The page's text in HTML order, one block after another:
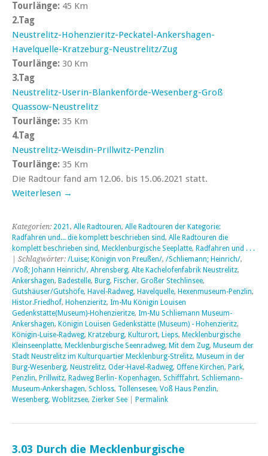
Tourlänge: 45 Km
2.Tag
Neustrelitz-Hohenzieritz-Peckatel-Ankershagen-
Havelquelle-Kratzeburg-Neustrelitz/Zug
Tourlänge: 30 Km
3.Tag
Neustrelitz-Userin-Blankenförde-Wesenberg-Groß
Quassow-Neustrelitz
Tourlänge: 35 Km
4.Tag
Neustrelitz-Weisdin-Prillwitz-Penzlin
Tourlänge: 35 Km
Die Radtour fand am 12.06. bis 15.06.2021 statt.
Weiterlesen →
Kategorien: 2021 , Alle Radtouren, Alle Radtouren der Kategorie:
Radfahren und... die komplett beschrieben sind, Alle Radtouren die
komplett beschrieben sind, Mecklenburgische Seeplatte, Radfahren und . . .
| Schlagwörter: /Luise; Königin von Preußen/, /Schliemann; Heinrich/,
/Voß; Johann Heinrich/, Ahrensberg, Alte Kachelofenfabrik Neustrelitz,
Ankershagen, Badestelle, Burg, Fischer, Großer Stechlinsee,
Gutshäuser/Gutshöfe, Havel-Radweg, Havelquelle, Hexenmuseum-Penzlin,
Histor.Friedhof, Hohenzieritz, Im-Mu Königin Louisen
Gedenkstätte(Museum)-Hohenzieritze, Im-Mu Schliemann Museum-
Ankershagen, Königin Louisen Gedenkstätte (Museum) - Hohenzieritz,
Königin-Luise-Radweg, Kratzeburg, Kulturort, Lieps, Mecklenburgische
Kleinseenplatte, Mecklenburgische Seenradweg, Mit dem Zug, Museum der
Stadt Neustrelitz im Kulturquartier Mecklenburg-Strelitz, Museum in der
Burg-Wesenberg, Neustrelitz, Oder-Havel-Radweg, Offene Kirchen, Park,
Penzlin, Prillwitz, Radweg Berlin- Kopenhagen, Schifffahrt, Schliemann-
Museum-Ankershagen, Schloss, Tollensesee, Voß Haus Penzlin,
Wesenberg, Woblitzsee, Zierker See Permalink
3.03 Durch die Mecklenburgische